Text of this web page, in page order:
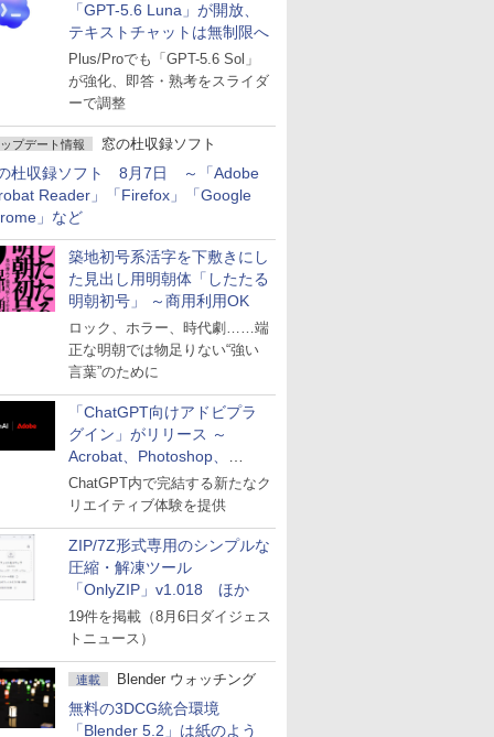
「GPT-5.6 Luna」が開放、
テキストチャットは無制限へ
Plus/Proでも「GPT-5.6 Sol」
が強化、即答・熟考をスライダ
ーで調整
プデート情報 窓の杜収録ソフト
杜収録ソフト 8月7日 ～「Adobe
Reader」「Firefox」「Google
」など
築地初号系活字を下敷きにし
た見出し用明朝体「したたる
明朝初号」 ～商用利用OK
ロック、ホラー、時代劇……端
正な明朝では物足りない“強い
言葉”のために
「ChatGPT向けアドビプラ
グイン」がリリース ～
Acrobat、Photoshop、
Premiereなどの機能を1つの
プラグインに統合
ChatGPT内で完結する新たなク
リエイティブ体験を提供
ZIP/7Z形式専用のシンプルな
圧縮・解凍ツール
「OnlyZIP」v1.018 ほか
19件を掲載（8月6日ダイジェス
トニュース）
連載 Blender ウォッチング
無料の3DCG統合環境
「Blender 5.2」は紙のよう